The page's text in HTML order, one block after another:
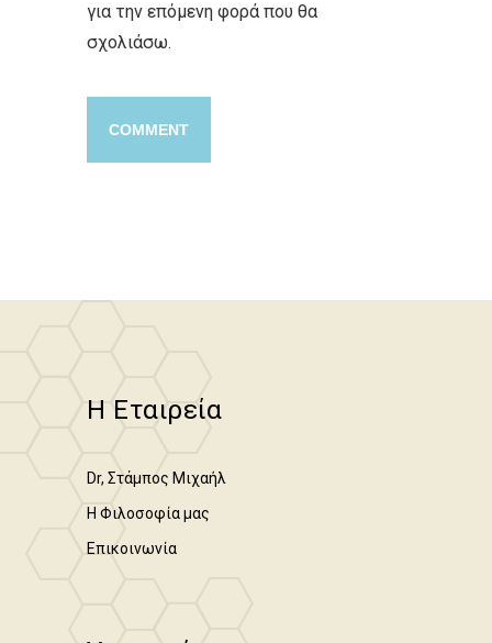
για την επόμενη φορά που θα
σχολιάσω.
Η Εταιρεία
Dr, Στάμπος Μιχαήλ
Η Φιλοσοφία μας
Επικοινωνία